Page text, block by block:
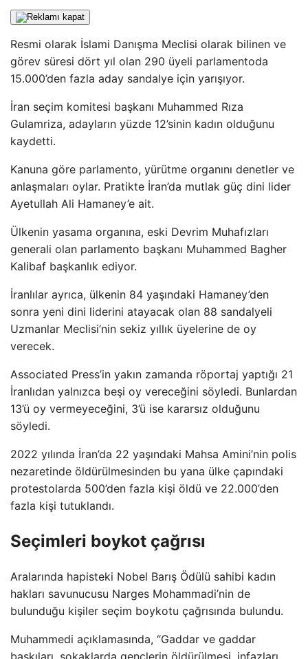
Resmi olarak İslami Danışma Meclisi olarak bilinen ve
görev süresi dört yıl olan 290 üyeli parlamentoda
15.000’den fazla aday sandalye için yarışıyor.
İran seçim komitesi başkanı Muhammed Rıza
Gulamriza, adayların yüzde 12’sinin kadın olduğunu
kaydetti.
Kanuna göre parlamento, yürütme organını denetler ve
anlaşmaları oylar. Pratikte İran’da mutlak güç dini lider
Ayetullah Ali Hamaney’e ait.
Ülkenin yasama organına, eski Devrim Muhafızları
generali olan parlamento başkanı Muhammed Bagher
Kalibaf başkanlık ediyor.
İranlılar ayrıca, ülkenin 84 yaşındaki Hamaney’den
sonra yeni dini liderini atayacak olan 88 sandalyeli
Uzmanlar Meclisi’nin sekiz yıllık üyelerine de oy
verecek.
Associated Press’in yakın zamanda röportaj yaptığı 21
İranlıdan yalnızca beşi oy vereceğini söyledi. Bunlardan
13’ü oy vermeyeceğini, 3’ü ise kararsız olduğunu
söyledi.
2022 yılında İran’da 22 yaşındaki Mahsa Amini’nin polis
nezaretinde öldürülmesinden bu yana ülke çapındaki
protestolarda 500’den fazla kişi öldü ve 22.000’den
fazla kişi tutuklandı.
Seçimleri boykot çağrısı
Aralarında hapisteki Nobel Barış Ödülü sahibi kadın
hakları savunucusu Narges Mohammadi’nin de
bulunduğu kişiler seçim boykotu çağrısında bulundu.
Muhammedi açıklamasında, “Gaddar ve gaddar
baskıları, sokaklarda gençlerin öldürülmesi, infazları,